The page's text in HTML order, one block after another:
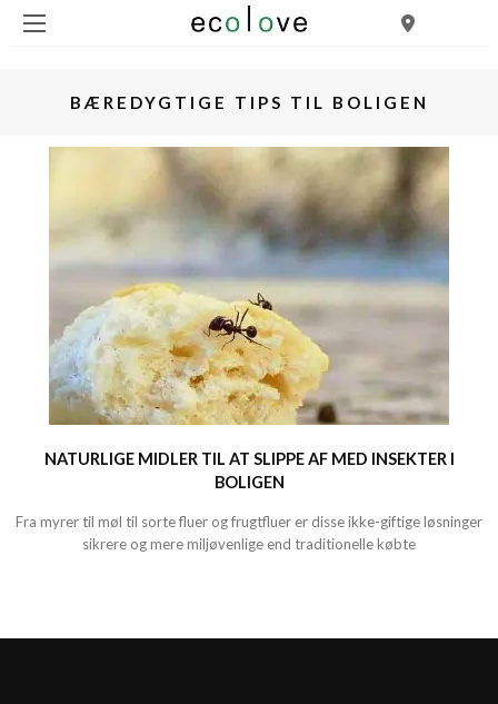
BÆREDYGTIGE TIPS TIL BOLIGEN
NATURLIGE MIDLER TIL AT SLIPPE AF MED INSEKTER I
BOLIGEN
Fra myrer til møl til sorte fluer og frugtfluer er disse ikke-giftige løsninger
sikrere og mere miljøvenlige end traditionelle købte